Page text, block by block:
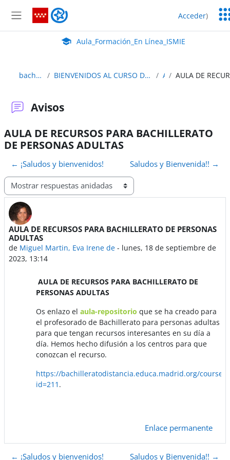
Panel lateral
Aula_Formación_En Línea_ISMIE Acceder)
Aula Virtual de EducaMadrid:
Aula_Formación_En Línea_ISMIE
bach_adultos_2edición BIENVENIDOS AL CURSO DE AULA VIRTUAL PARA BACHILLERATO A DISTANCIA Y SEMIPRESENCIAL Avisos
Avisos
AULA DE RECURSOS PARA BACHILLERATO
DE PERSONAS ADULTAS
← ¡Saludos y bienvenidos! Saludos y Bienvenida!! →
Mostrar modo
AULA DE RECURSOS PARA BACHILLERATO DE PERSONAS
ADULTAS
de Miguel Martin, Eva Irene de - lunes, 18 de septiembre de
2023, 13:14
Número de respuestas: 0
AULA DE RECURSOS PARA BACHILLERATO DE
PERSONAS ADULTAS
Os enlazo el aula-repositorio que se ha creado para
el profesorado de Bachillerato para personas adultas
para que tengan recursos interesantes en su día a
día. Hemos hecho difusión a los centros para que
conozcan el recurso.
https://bachilleratodistancia.educa.madrid.org/course/
id=211 .
Enlace permanente
← ¡Saludos y bienvenidos! Saludos y Bienvenida!! →